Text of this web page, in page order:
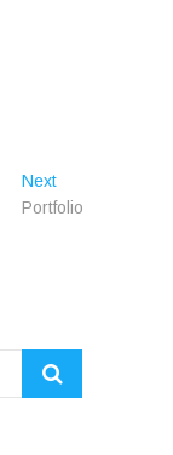
Next
post:
Portfolio